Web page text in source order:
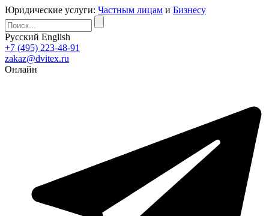
Юридические услуги: Частным лицам и Бизнесу
Русский English
+7 (495) 223-48-91
zakaz@dvitex.ru
Онлайн